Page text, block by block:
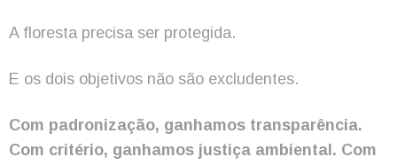
A floresta precisa ser protegida.
E os dois objetivos não são excludentes.
Com padronização, ganhamos transparência.
Com critério, ganhamos justiça ambiental. Com